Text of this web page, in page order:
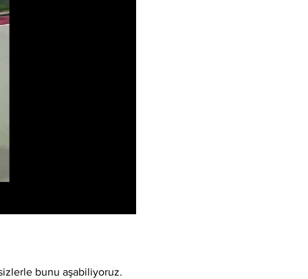
bunu aşabiliyoruz.